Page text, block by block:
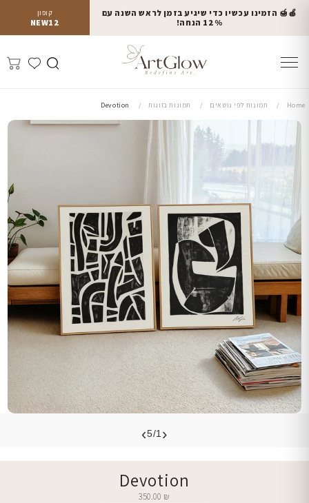
קופון
NEW12
🍎🍯 הזמינו עכשיו כדי שיגיע בזמן לראש השנה עם
12% הנחה!
Home תמונות לפי נושאים תמונות בזוגות Devotion
‹
5/1
›
Devotion
350.00 ₪